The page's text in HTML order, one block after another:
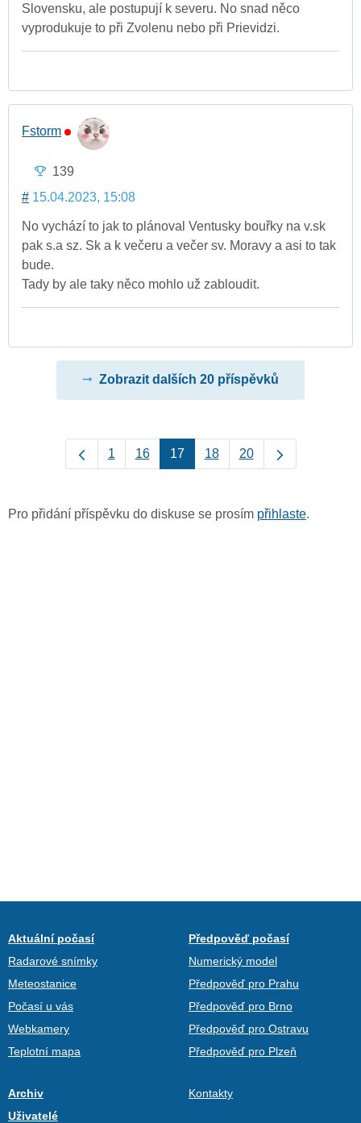
Slovensku, ale postupují k severu. No snad něco
vyprodukuje to při Zvolenu nebo při Prievidzi.
Fstorm
139
# 15.04.2023, 15:08
No vychází to jak to plánoval Ventusky bouřky na v.sk
pak s.a sz. Sk a k večeru a večer sv. Moravy a asi to tak
bude.
Tady by ale taky něco mohlo už zabloudit.
Zobrazit dalších 20 příspěvků
1 16 17 18 20
Pro přidání příspěvku do diskuse se prosím přihlaste.
Aktuální počasí
Radarové snímky
Meteostanice
Počasí u vás
Webkamery
Teplotní mapa
Předpověď počasí
Numerický model
Předpověď pro Prahu
Předpověď pro Brno
Předpověď pro Ostravu
Předpověď pro Plzeň
Archiv
Uživatelé
Kontakty